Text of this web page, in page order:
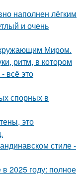
наполнен лёгким
и очень
Миром.
ритм, в котором
всё это
спорных в
это
стиле -
2025 году: полное